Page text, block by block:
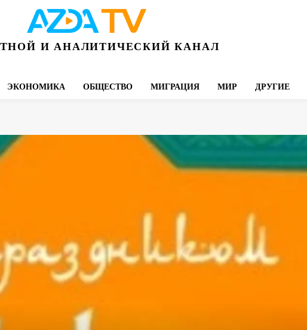
И АНАЛИТИЧЕСКИЙ КАНАЛ
ЭКОНОМИКА ОБЩЕСТВО МИГРАЦИЯ МИР ДРУГИЕ